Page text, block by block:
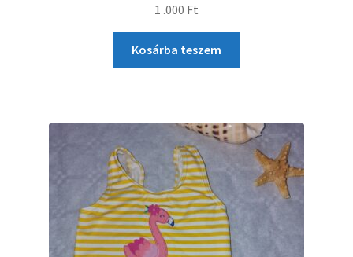
1 .000 Ft
Kosárba teszem